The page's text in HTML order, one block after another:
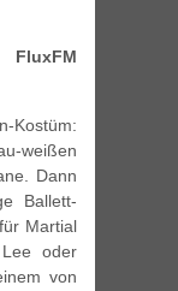
Kostüm:
weißen
Dann
Ballett-
Martial
oder
von